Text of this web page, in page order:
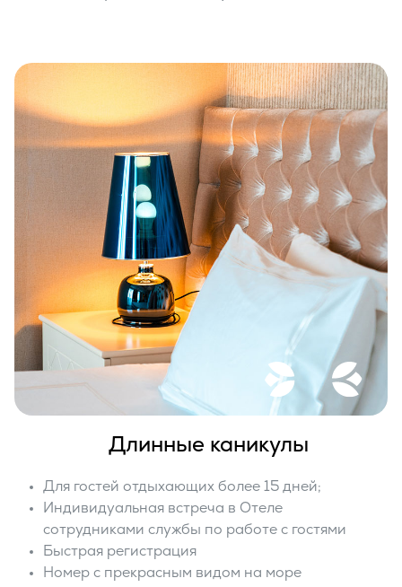
Длинные каникулы
Для гостей отдыхающих более 15 дней;
Индивидуальная встреча в Отеле
сотрудниками службы по работе с гостями
Быстрая регистрация
Номер с прекрасным видом на море